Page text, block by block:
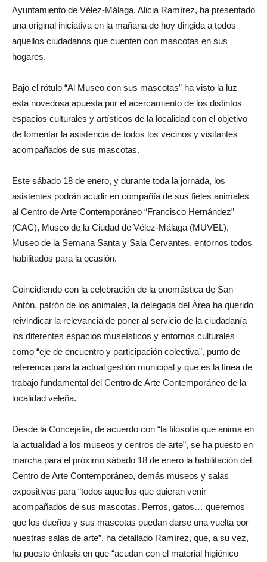
Ayuntamiento de Vélez-Málaga, Alicia Ramírez, ha presentado
una original iniciativa en la mañana de hoy dirigida a todos
aquellos ciudadanos que cuenten con mascotas en sus
hogares.
Bajo el rótulo “Al Museo con sus mascotas” ha visto la luz
esta novedosa apuesta por el acercamiento de los distintos
espacios culturales y artísticos de la localidad con el objetivo
de fomentar la asistencia de todos los vecinos y visitantes
acompañados de sus mascotas.
Este sábado 18 de enero, y durante toda la jornada, los
asistentes podrán acudir en compañía de sus fieles animales
al Centro de Arte Contemporáneo “Francisco Hernández”
(CAC), Museo de la Ciudad de Vélez-Málaga (MUVEL),
Museo de la Semana Santa y Sala Cervantes, entornos todos
habilitados para la ocasión.
Coincidiendo con la celebración de la onomástica de San
Antón, patrón de los animales, la delegada del Área ha querido
reivindicar la relevancia de poner al servicio de la ciudadanía
los diferentes espacios museísticos y entornos culturales
como “eje de encuentro y participación colectiva”, punto de
referencia para la actual gestión municipal y que es la línea de
trabajo fundamental del Centro de Arte Contemporáneo de la
localidad veleña.
Desde la Concejalía, de acuerdo con “la filosofía que anima en
la actualidad a los museos y centros de arte”, se ha puesto en
marcha para el próximo sábado 18 de enero la habilitación del
Centro de Arte Contemporáneo, demás museos y salas
expositivas para “todos aquellos que quieran venir
acompañados de sus mascotas. Perros, gatos… queremos
que los dueños y sus mascotas puedan darse una vuelta por
nuestras salas de arte”, ha detallado Ramírez, que, a su vez,
ha puesto énfasis en que “acudan con el material higiénico